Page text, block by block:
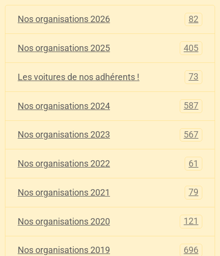
Nos organisations 2026 82
Nos organisations 2025 405
Les voitures de nos adhérents ! 73
Nos organisations 2024 587
Nos organisations 2023 567
Nos organisations 2022 61
Nos organisations 2021 79
Nos organisations 2020 121
Nos organisations 2019 696